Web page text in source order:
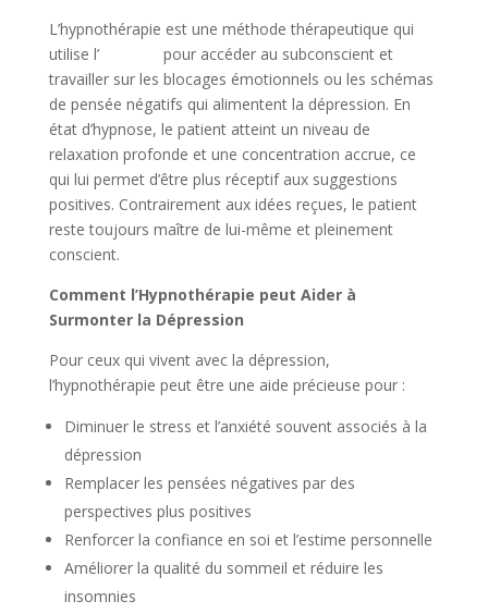
L’hypnothérapie est une méthode thérapeutique qui
utilise l’hypnose
pour accéder au subconscient et
travailler sur les blocages émotionnels ou les schémas
de pensée négatifs qui alimentent la dépression. En
état d’hypnose, le patient atteint un niveau de
relaxation profonde et une concentration accrue, ce
qui lui permet d’être plus réceptif aux suggestions
positives. Contrairement aux idées reçues, le patient
reste toujours maître de lui-même et pleinement
conscient.
Comment l’Hypnothérapie peut Aider à
Surmonter la Dépression
Pour ceux qui vivent avec la dépression,
l’hypnothérapie peut être une aide précieuse pour :
Diminuer le stress et l’anxiété souvent associés à la
dépression
Remplacer les pensées négatives par des
perspectives plus positives
Renforcer la confiance en soi et l’estime personnelle
Améliorer la qualité du sommeil et réduire les
insomnies